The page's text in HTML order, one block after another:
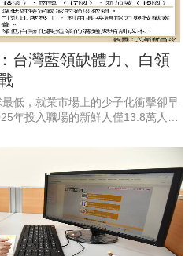
台灣藍領缺體力、白領
低，就業市場上的少子化衝擊卻早
年投入職場的新鮮人僅13.8萬人，